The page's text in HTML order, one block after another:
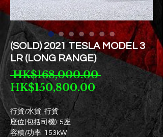
(SOLD) 2021 TESLA MODEL 3
LR (LONG RANGE)
HK$168,000.00 一
般
價
格
HK$150,800.00促
銷
價
格
行貨/水貨: 行貨
座位(包括司機): 5座
容積/功率: 153kW